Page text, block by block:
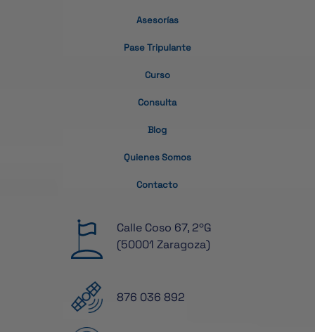
Asesorías
Pase Tripulante
Curso
Consulta
Blog
Quienes Somos
Contacto
Calle Coso 67, 2ºG
(50001 Zaragoza)
876 036 892